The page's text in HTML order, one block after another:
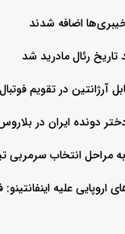
تاریخ رئال مادرید شد
در تقویم
دونده ایران در
مراحل انتخاب سرمربی
اروپایی علیه